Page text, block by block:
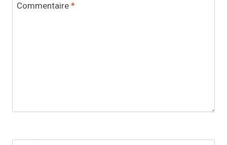
Commentaire *